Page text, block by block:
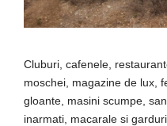
Cluburi, cafenele,
moschei, magazine de lux,
gloante, masini scumpe,
inarmati, macarale si